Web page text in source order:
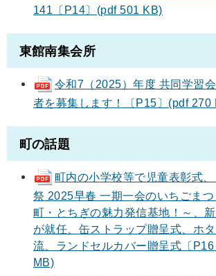
141〔P14〕(pdf 501 KB)
東館南集会所
令和7（2025）年度 共同学習
者を募集します！〔P15〕(pdf 270
町の話題
町内の小学校等で児童表彰式
祭 2025早春 一期一会のいちごまつ
町・とちぎの魅力発信基地！～、
が就任、缶ストラップ贈呈式、ホ
流、ランドセルカバー贈呈式〔
MB)